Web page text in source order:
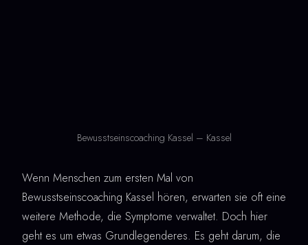
Bewusstseinscoaching Kassel – Kassel
Wenn Menschen zum ersten Mal von
Bewusstseinscoaching Kassel hören, erwarten sie oft eine
weitere Methode, die Symptome verwaltet. Doch hier
geht es um etwas Grundlegenderes. Es geht darum, die